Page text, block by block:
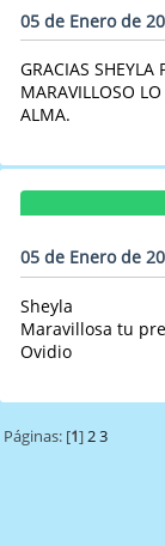
05 de Enero de
GRACIAS SHEYLA
MARAVILLOSO
ALMA.
05 de Enero de
Sheyla
Maravillosa tu
Ovidio
Páginas: [1]2 3